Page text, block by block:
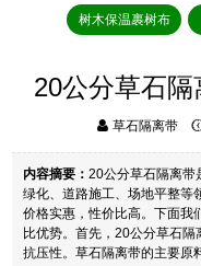
树木保温裹树布
20公分草石
草石隔离带
内容摘要：20公分草石隔离带
绿化、道路施工、场地平整等
价格实惠，性价比高。下面我
比优势。首先，20公分草石
抗压性。草石隔离带的主要原